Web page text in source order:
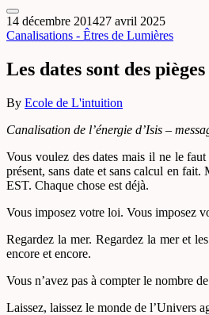
14 décembre 201427 avril 2025
Canalisations - Êtres de Lumières
Les dates sont des pièges
By Ecole de L'intuition
Canalisation de l’énergie d’Isis –
Vous voulez des dates mais il ne le
présent, sans date et sans calcul en
EST. Chaque chose est déjà.
Vous imposez votre loi. Vous imposez
Regardez la mer. Regardez la mer et
encore et encore.
Vous n’avez pas à compter le nombre
Laissez, laissez le monde de l’Univers